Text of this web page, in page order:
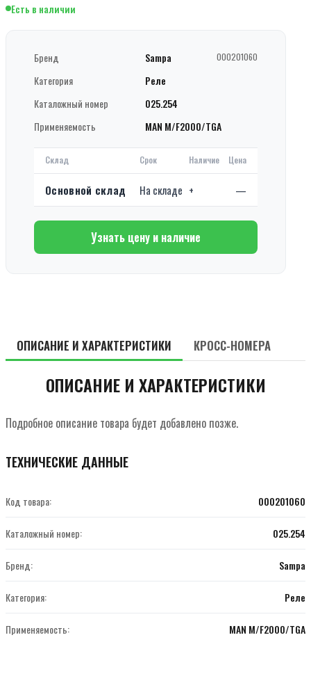
Есть в наличии
Бренд Sampa 000201060
Категория
Реле
Каталожный номер
025.254
Применяемость
MAN M/F2000/TGA
Склад Срок Наличие Цена
Основной склад На складе + —
Узнать цену и наличие
ОПИСАНИЕ И ХАРАКТЕРИСТИКИ КРОСС-НОМЕРА
ОПИСАНИЕ И ХАРАКТЕРИСТИКИ
Подробное описание товара будет добавлено позже.
ТЕХНИЧЕСКИЕ ДАННЫЕ
Код товара: 000201060
Каталожный номер: 025.254
Бренд: Sampa
Категория: Реле
Применяемость: MAN M/F2000/TGA